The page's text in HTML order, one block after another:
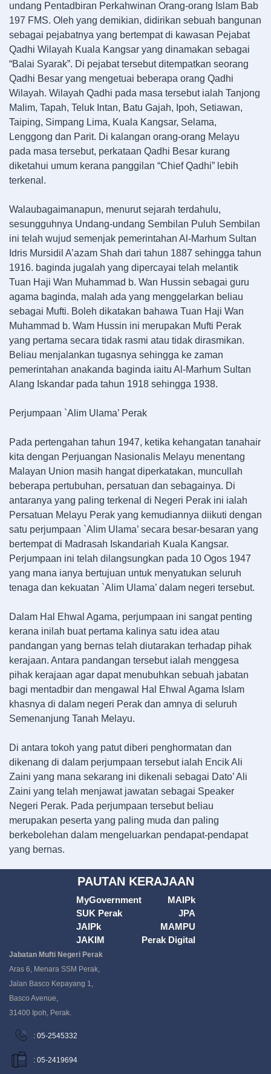
undang Pentadbiran Perkahwinan Orang-orang Islam Bab
197 FMS. Oleh yang demikian, didirikan sebuah bangunan
sebagai pejabatnya yang bertempat di kawasan Pejabat
Qadhi Wilayah Kuala Kangsar yang dinamakan sebagai
“Balai Syarak”. Di pejabat tersebut ditempatkan seorang
Qadhi Besar yang mengetuai beberapa orang Qadhi
Wilayah. Wilayah Qadhi pada masa tersebut ialah Tanjong
Malim, Tapah, Teluk Intan, Batu Gajah, Ipoh, Setiawan,
Taiping, Simpang Lima, Kuala Kangsar, Selama,
Lenggong dan Parit. Di kalangan orang-orang Melayu
pada masa tersebut, perkataan Qadhi Besar kurang
diketahui umum kerana panggilan “Chief Qadhi” lebih
terkenal.
Walaubagaimanapun, menurut sejarah terdahulu,
sesungguhnya Undang-undang Sembilan Puluh Sembilan
ini telah wujud semenjak pemerintahan Al-Marhum Sultan
Idris Mursidil A’azam Shah dari tahun 1887 sehingga tahun
1916. baginda jugalah yang dipercayai telah melantik
Tuan Haji Wan Muhammad b. Wan Hussin sebagai guru
agama baginda, malah ada yang menggelarkan beliau
sebagai Mufti. Boleh dikatakan bahawa Tuan Haji Wan
Muhammad b. Wam Hussin ini merupakan Mufti Perak
yang pertama secara tidak rasmi atau tidak dirasmikan.
Beliau menjalankan tugasnya sehingga ke zaman
pemerintahan anakanda baginda iaitu Al-Marhum Sultan
Alang Iskandar pada tahun 1918 sehingga 1938.
Perjumpaan `Alim Ulama’ Perak
Pada pertengahan tahun 1947, ketika kehangatan tanahair
kita dengan Perjuangan Nasionalis Melayu menentang
Malayan Union masih hangat diperkatakan, muncullah
beberapa pertubuhan, persatuan dan sebagainya. Di
antaranya yang paling terkenal di Negeri Perak ini ialah
Persatuan Melayu Perak yang kemudiannya diikuti dengan
satu perjumpaan `Alim Ulama’ secara besar-besaran yang
bertempat di Madrasah Iskandariah Kuala Kangsar.
Perjumpaan ini telah dilangsungkan pada 10 Ogos 1947
yang mana ianya bertujuan untuk menyatukan seluruh
tenaga dan kekuatan `Alim Ulama’ dalam negeri tersebut.
Dalam Hal Ehwal Agama, perjumpaan ini sangat penting
kerana inilah buat pertama kalinya satu idea atau
pandangan yang bernas telah diutarakan terhadap pihak
kerajaan. Antara pandangan tersebut ialah menggesa
pihak kerajaan agar dapat menubuhkan sebuah jabatan
bagi mentadbir dan mengawal Hal Ehwal Agama Islam
khasnya di dalam negeri Perak dan amnya di seluruh
Semenanjung Tanah Melayu.
Di antara tokoh yang patut diberi penghormatan dan
dikenang di dalam perjumpaan tersebut ialah Encik Ali
Zaini yang mana sekarang ini dikenali sebagai Dato’ Ali
Zaini yang telah menjawat jawatan sebagai Speaker
Negeri Perak. Pada perjumpaan tersebut beliau
merupakan peserta yang paling muda dan paling
berkebolehan dalam mengeluarkan pendapat-pendapat
yang bernas.
PAUTAN KERAJAAN
MyGovernment
SUK Perak
JAIPk
JAKIM
MAIPk
JPA
MAMPU
Perak Digital
Jabatan Mufti Negeri Perak
Aras 6, Menara SSM Perak,
Jalan Basco Kepayang 1,
Basco Avenue,
31400 Ipoh, Perak.
: 05-2545332
: 05-2419694